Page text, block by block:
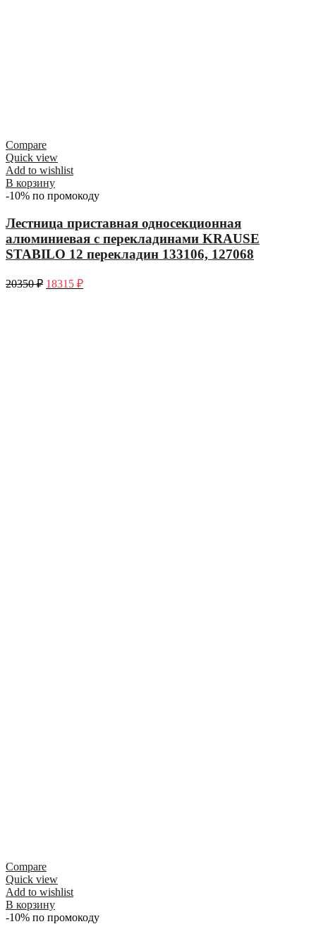
Compare
Quick view
Add to wishlist
В корзину
-10% по промокоду
Лестница приставная односекционная
алюминиевая с перекладинами KRAUSE
STABILO 12 перекладин 133106, 127068
20350₽ 18315 ₽
Compare
Quick view
Add to wishlist
В корзину
-10% по промокоду